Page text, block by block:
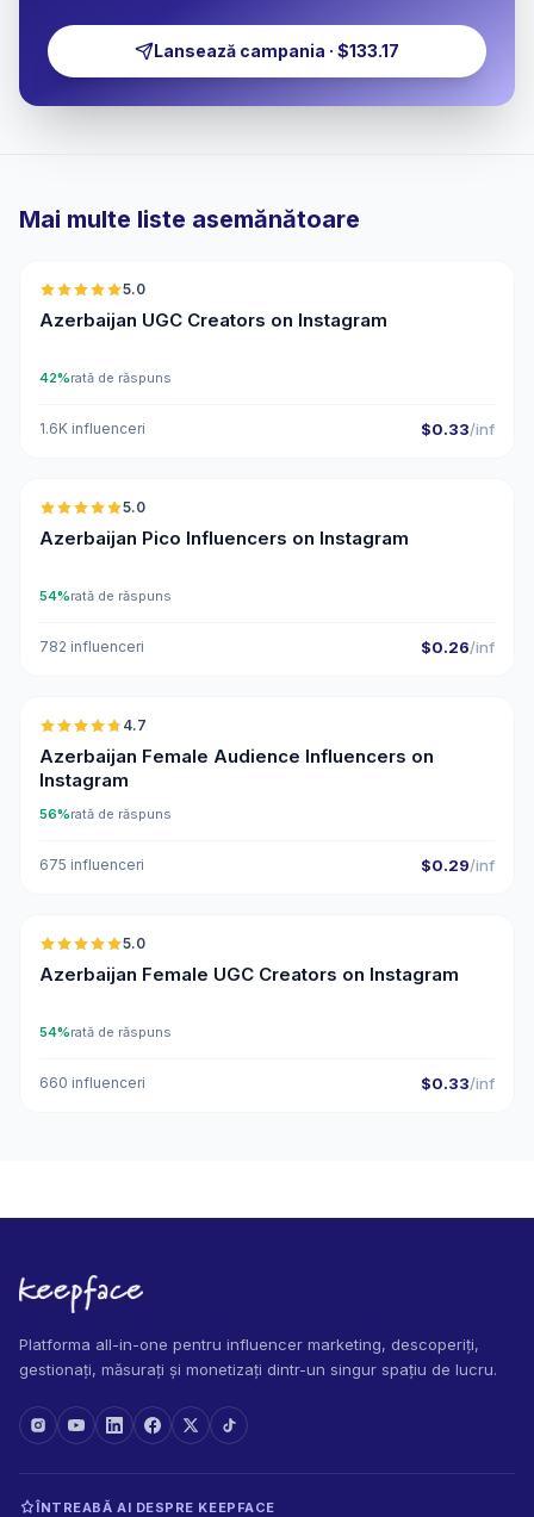
Lansează campania · $133.17
Mai multe liste asemănătoare
5.0
Azerbaijan UGC Creators on Instagram
42%rată de răspuns
1.6K influenceri $0.33/inf
🇦🇿
5.0
Azerbaijan Pico Influencers on Instagram
54%rată de răspuns
782 influenceri $0.26/inf
🇦🇿
4.7
Azerbaijan Female Audience Influencers on
Instagram
56%rată de răspuns
675 influenceri $0.29/inf
🇦🇿
5.0
Azerbaijan Female UGC Creators on Instagram
54%rată de răspuns
660 influenceri $0.33/inf
Platforma all-in-one pentru influencer marketing, descoperiți,
gestionați, măsurați și monetizați dintr-un singur spațiu de lucru.
ÎNTREABĂ AI DESPRE KEEPFACE